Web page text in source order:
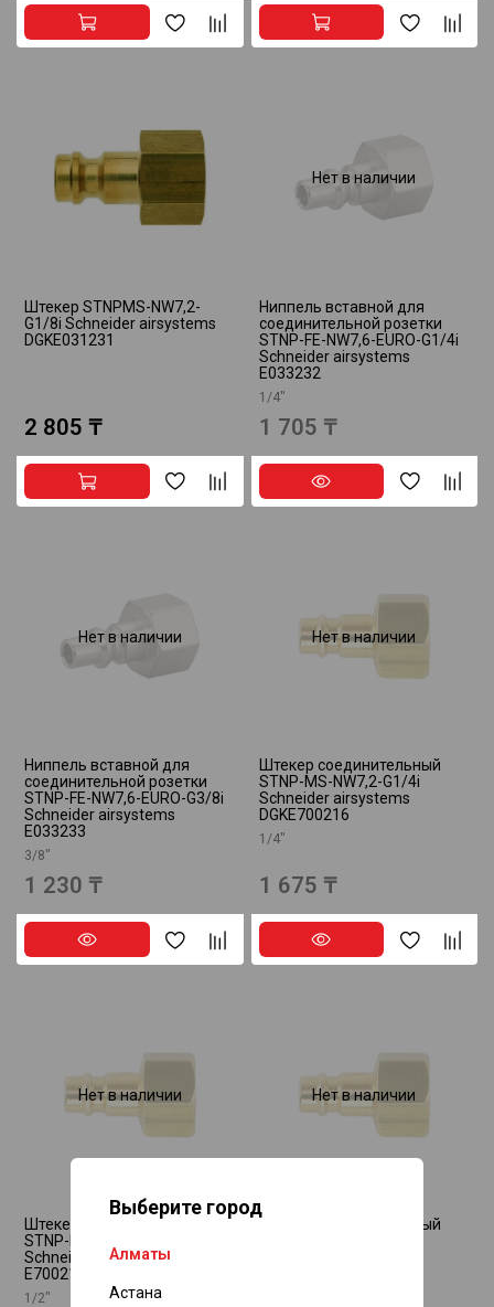
Выберите город
Алматы
Астана
Штекер STNPMS-NW7,2-
G1/8i Schneider airsystems
DGKE031231
2 805 ₸
Нет в наличии
Ниппель вставной для
соединительной розетки
STNP-FE-NW7,6-EURO-G1/4i
Schneider airsystems
E033232
1/4"
1 705 ₸
Нет в наличии
Ниппель вставной для
соединительной розетки
STNP-FE-NW7,6-EURO-G3/8i
Schneider airsystems
E033233
3/8"
1 230 ₸
Нет в наличии
Штекер соединительный
STNP-MS-NW7,2-G1/4i
Schneider airsystems
DGKE700216
1/4"
1 675 ₸
Нет в наличии
Штекер соединительный
STNP-MS-NW7,2-G1/2i
Schneider airsystems
E700218
1/2"
Нет в наличии
Штекер соединительный